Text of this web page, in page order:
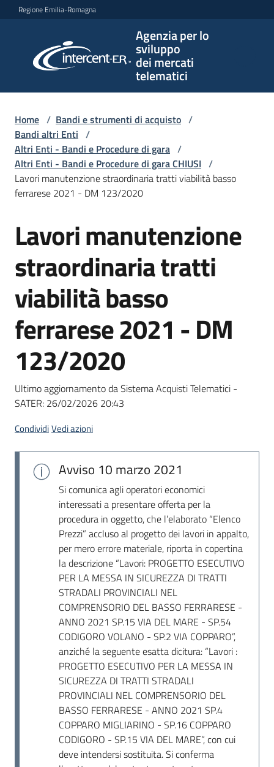
Vai al contenuto
Vai alla navigazione
Vai al footer
Regione Emilia-Romagna
Agenzia per lo
sviluppo
dei mercati
telematici
per lo
sviluppo
telematici
L'Agenzia
Bandi
e
di
Supporto
telematiche
Home / Bandi e strumenti di acquisto /
Bandi altri Enti /
Altri Enti - Bandi e Procedure di gara /
Altri Enti - Bandi e Procedure di gara CHIUSI /
Lavori manutenzione straordinaria tratti viabilità basso
ferrarese 2021 - DM 123/2020
Salta al contenuto
Lavori manutenzione
straordinaria tratti
viabilità basso
ferrarese 2021 - DM
123/2020
Ultimo aggiornamento da Sistema Acquisti Telematici -
SATER: 26/02/2026 20:43
CondividiVedi azioni
Avviso 10 marzo 2021
Si comunica agli operatori economici
interessati a presentare offerta per la
procedura in oggetto, che l’elaborato “Elenco
Prezzi” accluso al progetto dei lavori in appalto,
per mero errore materiale, riporta in copertina
la descrizione “Lavori: PROGETTO ESECUTIVO
PER LA MESSA IN SICUREZZA DI TRATTI
STRADALI PROVINCIALI NEL
COMPRENSORIO DEL BASSO FERRARESE -
ANNO 2021 SP.15 VIA DEL MARE - SP.54
CODIGORO VOLANO - SP.2 VIA COPPARO”,
anziché la seguente esatta dicitura: “Lavori :
PROGETTO ESECUTIVO PER LA MESSA IN
SICUREZZA DI TRATTI STRADALI
PROVINCIALI NEL COMPRENSORIO DEL
BASSO FERRARESE - ANNO 2021 SP.4
COPPARO MIGLIARINO - SP.16 COPPARO
CODIGORO - SP.15 VIA DEL MARE”, con cui
deve intendersi sostituita. Si conferma